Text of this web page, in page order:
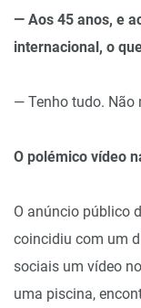
— Aos 45 anos, e
internacional, o
— Tenho tudo. Não
O polémico vídeo
O anúncio público
coincidiu com um
sociais um vídeo
uma piscina,